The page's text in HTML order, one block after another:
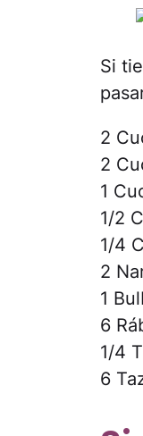
Si
2
2
1
1/2
1/4
2
1
6
1/4
6